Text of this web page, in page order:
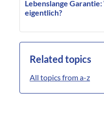
Lebenslange
eigentlich?
Related topics
All topics from a-z